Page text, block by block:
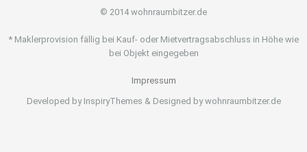
© 2014 wohnraumbitzer.de
* Maklerprovision fällig bei Kauf- oder Mietvertragsabschluss in Höhe wie
bei Objekt eingegeben
Impressum
Developed by InspiryThemes & Designed by wohnraumbitzer.de